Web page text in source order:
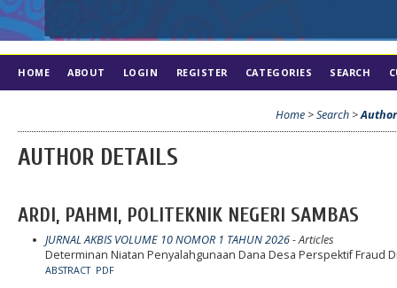
HOME ABOUT LOGIN REGISTER CATEGORIES SEARCH
Home >Search >
AUTHOR DETAILS
ARDI, PAHMI, POLITEKNIK NEGERI SAMBAS
JURNAL AKBIS VOLUME 10 NOMOR 1 TAHUN 2026- Articles
Determinan Niatan Penyalahgunaan Dana Desa Perspektif Fraud
ABSTRACT PDF